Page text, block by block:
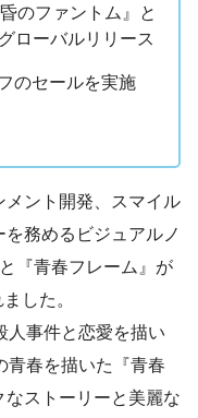
のファントム』と
ローバルリリース
のセールを実施
ント開発、スマイル
務めるビジュアルノ
『青春フレーム』が
した。
人事件と恋愛を描い
青春を描いた『青春
ストーリーと美麗な